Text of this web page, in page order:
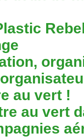
au vert !
au vert